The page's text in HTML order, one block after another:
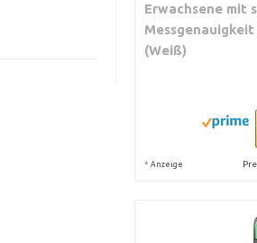
Erwachsene mit
(Weiß)
* Anzeige